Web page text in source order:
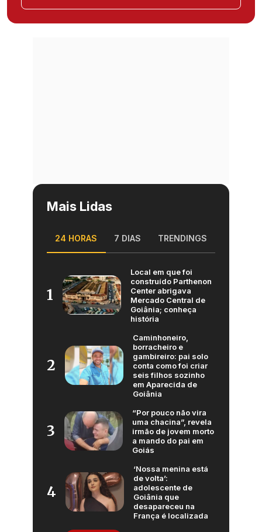
Mais Lidas
24 HORAS 7 DIAS TRENDINGS
1
Local em que foi
construído Parthenon
Center abrigava
Mercado Central de
Goiânia; conheça
história
2
Caminhoneiro,
borracheiro e
gambireiro: pai solo
conta como foi criar
seis filhos sozinho
em Aparecida de
Goiânia
3
“Por pouco não vira
uma chacina”, revela
irmão de jovem morto
a mando do pai em
Goiás
4
‘Nossa menina está
de volta’:
adolescente de
Goiânia que
desapareceu na
França é localizada